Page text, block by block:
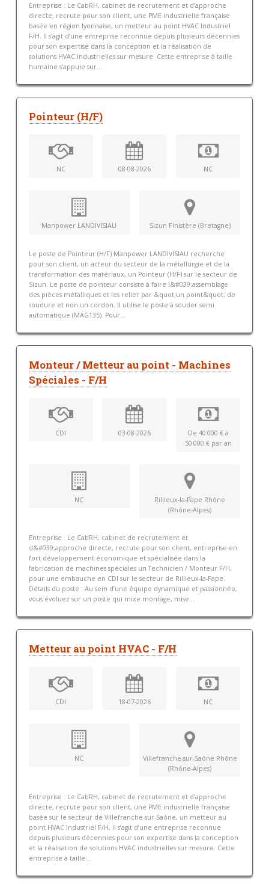
Entreprise : Le CabRH, cabinet de recrutement et d’approche
directe, recrute pour son client, une PME industrielle française
basée en région lyonnaise, un metteur au point HVAC Industriel
F/H. Il s’agit d’une entreprise reconnue depuis plusieurs décennies
pour son expertise dans la conception et la réalisation de
solutions HVAC industrielles sur mesure. Cette entreprise à taille
humaine s’appuie sur...
Pointeur (H/F)
NC 08-08-2026 NC
Manpower LANDIVISIAU Sizun Finistère (Bretagne)
Le poste de Pointeur (H/F) Manpower LANDIVISIAU recherche
pour son client, un acteur du secteur de la métallurgie et de la
transformation des matériaux, un Pointeur (H/F) sur le secteur de
Sizun. Le poste de pointeur consiste à faire l&#039;assemblage
des pièces métalliques et les relier par &quot;un point&quot; de
soudure et non un cordon. Il utilise le poste à souder semi
automatique (MAG135). Pour...
Monteur / Metteur au point - Machines
Spéciales - F/H
CDI 03-08-2026
De 40 000 € à
50 000 € par an
NC
Rillieux-la-Pape Rhône
(Rhône-Alpes)
Entreprise : Le CabRH, cabinet de recrutement et
d&#039;approche directe, recrute pour son client, entreprise en
fort développement économique et spécialisée dans la
fabrication de machines spéciales un Technicien / Monteur F/H,
pour une embauche en CDI sur le secteur de Rillieux-la-Pape.
Détails du poste : Au sein d’une équipe dynamique et passionnée,
vous évoluez sur un poste qui mixe montage, mise...
Metteur au point HVAC - F/H
CDI 18-07-2026 NC
NC
Villefranche-sur-Saône Rhône
(Rhône-Alpes)
Entreprise : Le CabRH, cabinet de recrutement et d’approche
directe, recrute pour son client, une PME industrielle française
basée sur le secteur de Villefranche-sur-Saône, un metteur au
point HVAC Industriel F/H. Il s’agit d’une entreprise reconnue
depuis plusieurs décennies pour son expertise dans la conception
et la réalisation de solutions HVAC industrielles sur mesure. Cette
entreprise à taille...